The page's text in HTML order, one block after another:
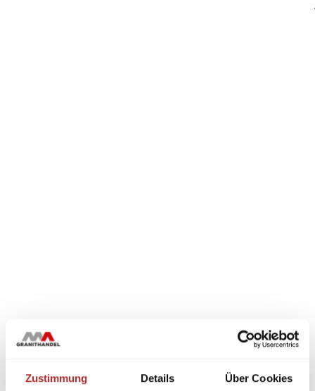
Zustimmung Details Über Cookies